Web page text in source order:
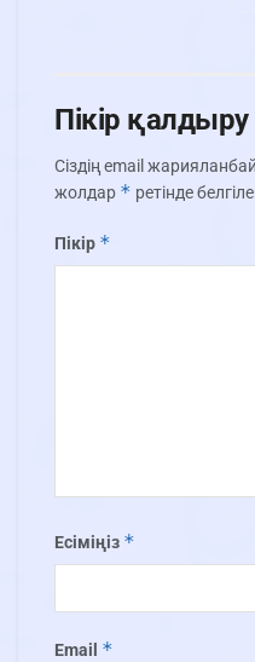
Пікір қалдыру
Сіздің email
жолдар * ретінде
Пікір *
Есіміңіз *
Email *